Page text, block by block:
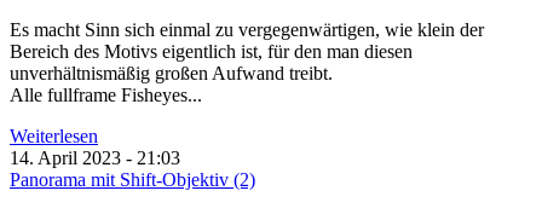
Es macht Sinn sich einmal zu vergegenwärtigen, wie klein der
Bereich des Motivs eigentlich ist, für den man diesen
unverhältnismäßig großen Aufwand treibt.
Alle fullframe Fisheyes...
Weiterlesen
14. April 2023 - 21:03
Panorama mit Shift-Objektiv (2)